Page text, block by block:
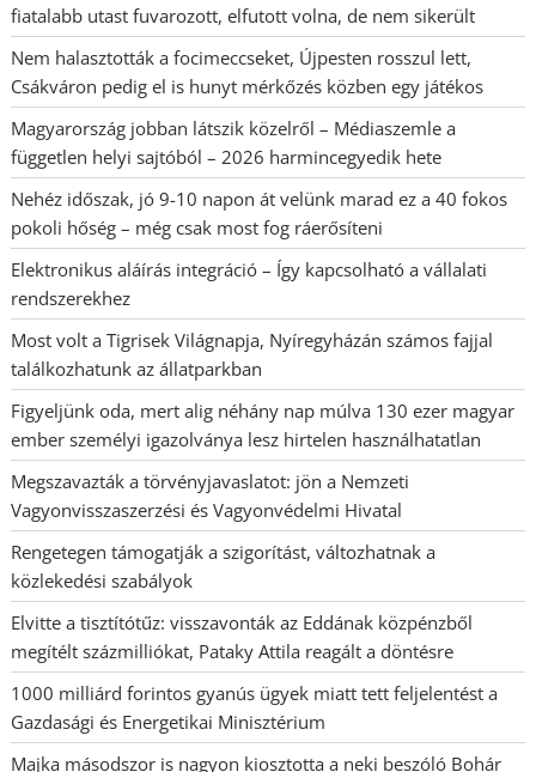
fiatalabb utast fuvarozott, elfutott volna, de nem sikerült
Nem halasztották a focimeccseket, Újpesten rosszul lett,
Csákváron pedig el is hunyt mérkőzés közben egy játékos
Magyarország jobban látszik közelről – Médiaszemle a
független helyi sajtóból – 2026 harmincegyedik hete
Nehéz időszak, jó 9-10 napon át velünk marad ez a 40 fokos
pokoli hőség – még csak most fog ráerősíteni
Elektronikus aláírás integráció – Így kapcsolható a vállalati
rendszerekhez
Most volt a Tigrisek Világnapja, Nyíregyházán számos fajjal
találkozhatunk az állatparkban
Figyeljünk oda, mert alig néhány nap múlva 130 ezer magyar
ember személyi igazolványa lesz hirtelen használhatatlan
Megszavazták a törvényjavaslatot: jön a Nemzeti
Vagyonvisszaszerzési és Vagyonvédelmi Hivatal
Rengetegen támogatják a szigorítást, változhatnak a
közlekedési szabályok
Elvitte a tisztítótűz: visszavonták az Eddának közpénzből
megítélt százmilliókat, Pataky Attila reagált a döntésre
1000 milliárd forintos gyanús ügyek miatt tett feljelentést a
Gazdasági és Energetikai Minisztérium
Majka másodszor is nagyon kiosztotta a neki beszóló Bohár